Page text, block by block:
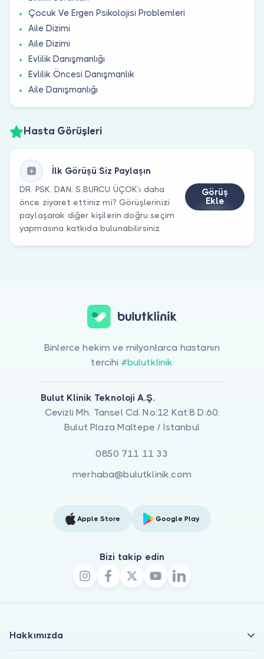
Çocuk Ve Ergen Psikolojisi Problemleri
Aile Dizimi
Aile Dizimi
Evlilik Danışmanlığı
Evlilik Öncesi Danışmanlık
Aile Danışmanlığı
Hasta Görüşleri
İlk Görüşü Siz Paylaşın
DR. PSK. DAN. S.BURCU ÜÇOK’ı daha
önce ziyaret ettiniz mi? Görüşlerinizi
paylaşarak diğer kişilerin doğru seçim
yapmasına katkıda bulunabilirsiniz.
Görüş
Ekle
Binlerce hekim ve milyonlarca hastanın
tercihi #bulutklinik
Bulut Klinik Teknoloji A.Ş.
Cevizli Mh. Tansel Cd. No:12 Kat:8 D:60,
Bulut Plaza Maltepe / İstanbul
0850 711 11 33
merhaba@bulutklinik.com
Apple Store Google Play
Bizi takip edin
Hakkımızda